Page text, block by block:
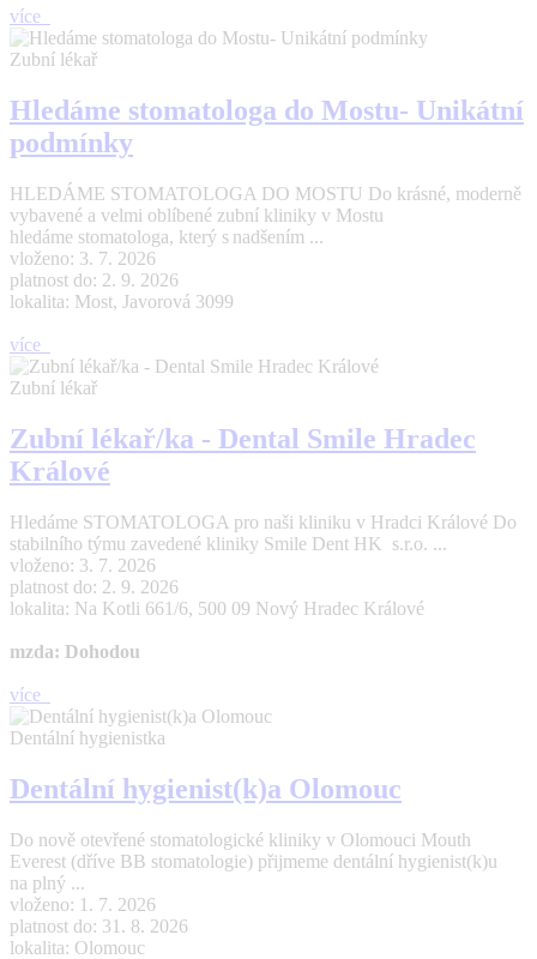
více
Zubní lékař
Hledáme stomatologa do Mostu- Unikátní
podmínky
HLEDÁME STOMATOLOGA DO MOSTU Do krásné, moderně
vybavené a velmi oblíbené zubní kliniky v Mostu
hledáme stomatologa, který s nadšením ...
vloženo: 3. 7. 2026
platnost do: 2. 9. 2026
lokalita: Most, Javorová 3099
více
Zubní lékař
Zubní lékař/ka - Dental Smile Hradec
Králové
Hledáme STOMATOLOGA pro naši kliniku v Hradci Králové Do
stabilního týmu zavedené kliniky Smile Dent HK s.r.o. ...
vloženo: 3. 7. 2026
platnost do: 2. 9. 2026
lokalita: Na Kotli 661/6, 500 09 Nový Hradec Králové
mzda: Dohodou
více
Dentální hygienistka
Dentální hygienist(k)a Olomouc
Do nově otevřené stomatologické kliniky v Olomouci Mouth
Everest (dříve BB stomatologie) přijmeme dentální hygienist(k)u
na plný ...
vloženo: 1. 7. 2026
platnost do: 31. 8. 2026
lokalita: Olomouc